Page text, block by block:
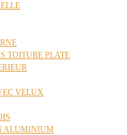
TOITURE PLATE
VELUX
ALUMINIUM